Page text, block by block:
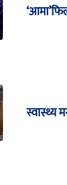
स्वास्थ्य